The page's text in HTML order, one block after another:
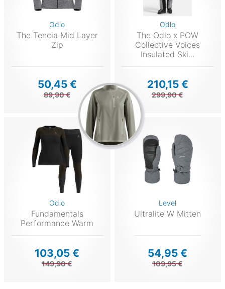
Odlo
The Tencia Mid Layer
Zip
50,45 €
89,90 €
Odlo
The Odlo x POW
Collective Voices
Insulated Ski...
210,15 €
299,90 €
Odlo
Fundamentals
Performance Warm
103,05 €
149,90 €
Level
Ultralite W Mitten
54,95 €
109,95 €